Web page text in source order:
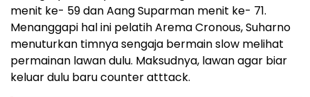
menit ke- 59 dan Aang Suparman menit ke- 71.
Menanggapi hal ini pelatih Arema Cronous, Suharno
menuturkan timnya sengaja bermain slow melihat
permainan lawan dulu. Maksudnya, lawan agar biar
keluar dulu baru counter atttack.